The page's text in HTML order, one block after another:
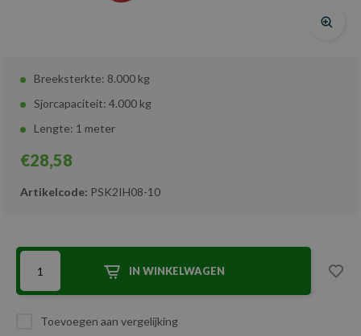
Breeksterkte: 8.000 kg
Sjorcapaciteit: 4.000 kg
Lengte: 1 meter
€28,58
Artikelcode: PSK2IH08-10
IN WINKELWAGEN
Toevoegen aan vergelijking